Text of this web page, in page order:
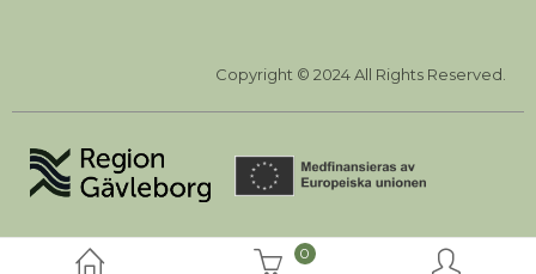
0
Copyright © 2024 All Rights Reserved.